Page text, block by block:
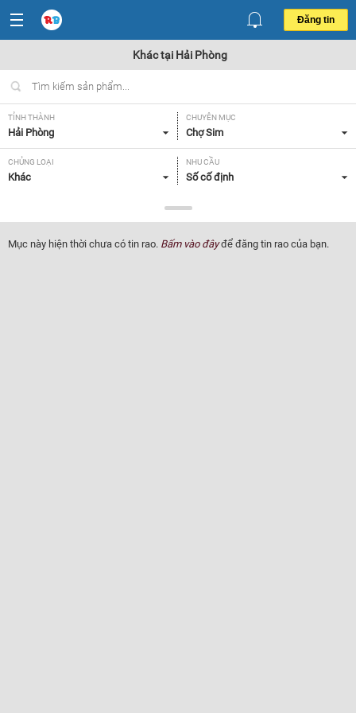
Đăng tin
Khác tại Hải Phòng
TỈNH THÀNH
Hải Phòng
CHUYÊN MỤC
Chợ Sim
CHỦNG LOẠI
Khác
NHU CẦU
Số cố định
Tất cả
Mục này hiện thời chưa có tin rao. Bấm vào đâyđể đăng tin rao của bạn.